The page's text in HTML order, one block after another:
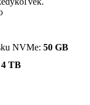
NVMe: 50 GB
4 TB